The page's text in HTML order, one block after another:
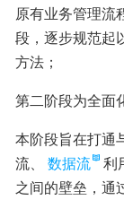
原有业务管理流
段，逐步规范起
方法；
第二阶段为全面
本阶段旨在打通
流、
数据流
利
之间的壁垒，通